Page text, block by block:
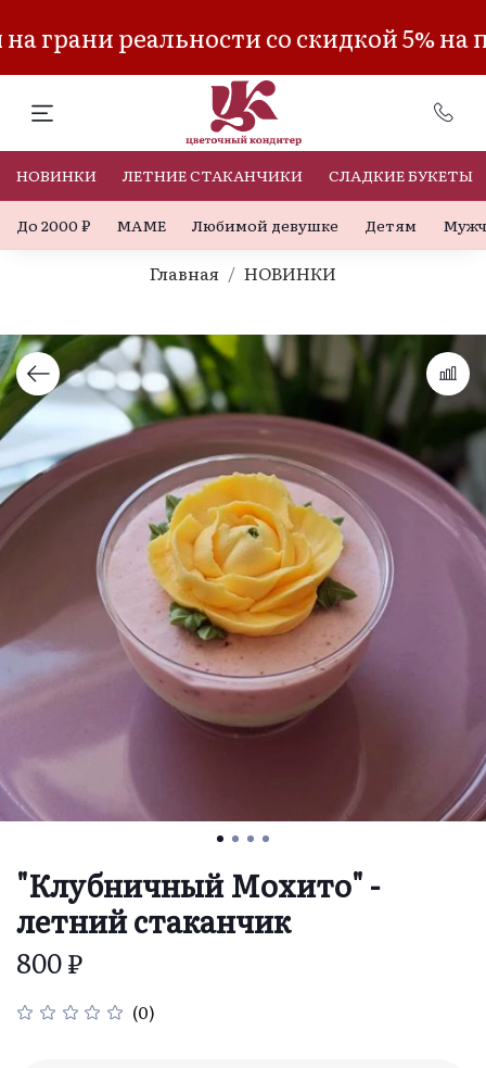
реальности со скидкой 5% на
НОВИНКИ ЛЕТНИЕ СТАКАНЧИКИ СЛАДКИЕ БУКЕТЫ
До 2000 ₽ МАМЕ Любимой девушке Детям
Главная НОВИНКИ
(0)
"Клубничный Мохито" -
летний стаканчик
800 ₽